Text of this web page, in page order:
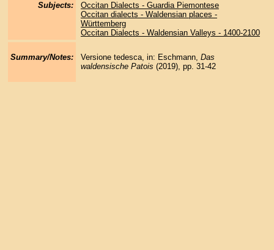
Subjects:
Occitan Dialects - Guardia Piemontese
Occitan dialects - Waldensian places -
Württemberg
Occitan Dialects - Waldensian Valleys - 1400-2100
Summary/Notes: Versione tedesca, in: Eschmann, Das
waldensische Patois (2019), pp. 31-42